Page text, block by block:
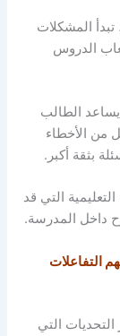
المشكلات
الدروس
الطالب
من الأخطاء
بثقة أكبر.
التي قد
داخل المدرسة.
التفاعلات
التحديات التي